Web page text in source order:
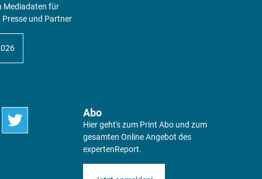
Mediadaten für
Presse und Partner
Abo
Hier geht's zum Print Abo und zum
gesamten Online Angebot des
expertenReport.